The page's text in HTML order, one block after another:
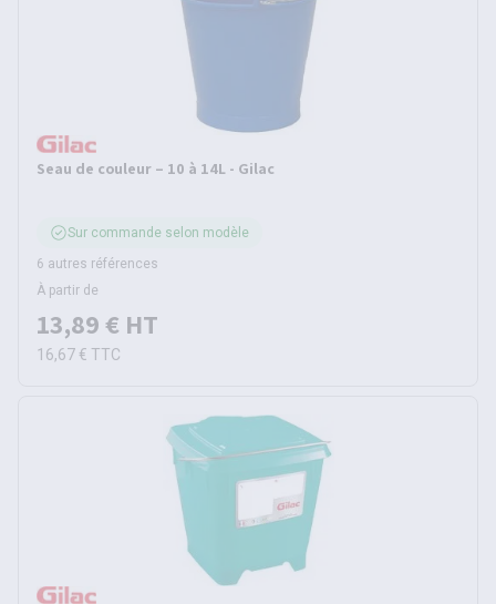
Seau de couleur – 10 à 14L - Gilac
Sur commande selon modèle
6 autres références
À partir de
13,89 € HT
16,67 € TTC